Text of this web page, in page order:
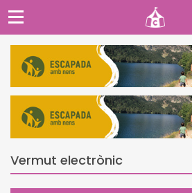
Vermut electrònic